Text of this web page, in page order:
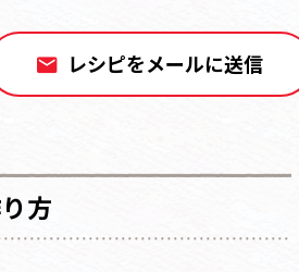
レシピをメールに送信
方